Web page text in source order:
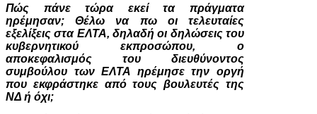
Πώς πάνε τώρα εκεί τα πράγματα
ηρέμησαν; Θέλω να πω οι τελευταίες
εξελίξεις στα ΕΛΤΑ, δηλαδή οι δηλώσεις του
κυβερνητικού εκπροσώπου, ο
αποκεφαλισμός του διευθύνοντος
συμβούλου των ΕΛΤΑ ηρέμησε την οργή
που εκφράστηκε από τους βουλευτές της
ΝΔ ή όχι;